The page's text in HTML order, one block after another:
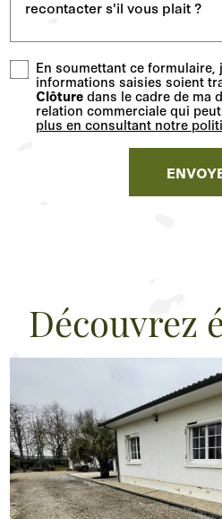
En soumettant ce formulaire,
informations saisies soient
Clôturedans le cadre de ma
relation commerciale qui
plus en consultant notre
Découvrez